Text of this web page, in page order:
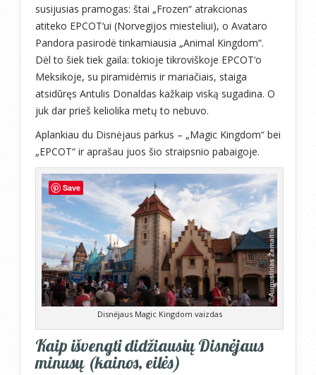
susijusias pramogas: štai „Frozen“ atrakcionas
atiteko EPCOT‘ui (Norvegijos miesteliui), o Avataro
Pandora pasirodė tinkamiausia „Animal Kingdom“.
Dėl to šiek tiek gaila: tokioje tikroviškoje EPCOT‘o
Meksikoje, su piramidėmis ir mariačiais, staiga
atsidūręs Antulis Donaldas kažkaip viską sugadina. O
juk dar prieš keliolika metų to nebuvo.
Aplankiau du Disnėjaus parkus – „Magic Kingdom“ bei
„EPCOT“ ir aprašau juos šio straipsnio pabaigoje.
Disnėjaus Magic Kingdom vaizdas
Kaip išvengti didžiausių Disnėjaus
minusų (kainos, eilės)
Save